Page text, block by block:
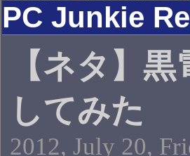
PC Junkie
【ネタ】
してみた
2012, July 20,